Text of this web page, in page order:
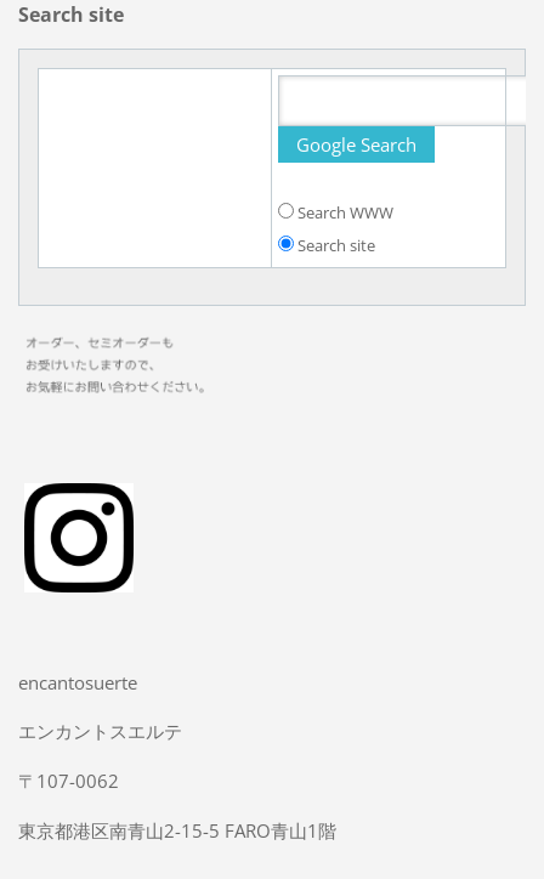
Search site
Search WWW
Search site
encantosuerte
エンカントスエルテ
〒107-0062
東京都港区南青山2-15-5 FARO青山1階